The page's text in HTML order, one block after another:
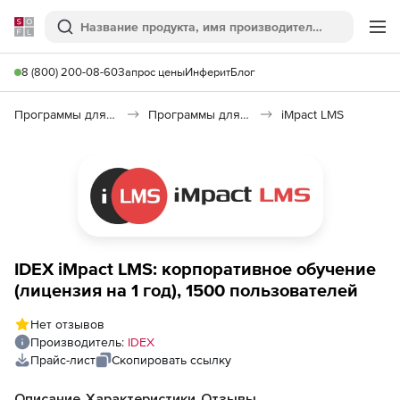
Softline
Поиск
8 (800) 200-08-60Запрос ценыИнферитБлог
Программы для образования и науки Программы для бизнес-образования iMpact LMS
IDEX iMpact LMS: корпоративное обучение
(лицензия на 1 год), 1500 пользователей
Нет отзывов
Производитель: IDEX
Прайс-лист
Скопировать ссылку